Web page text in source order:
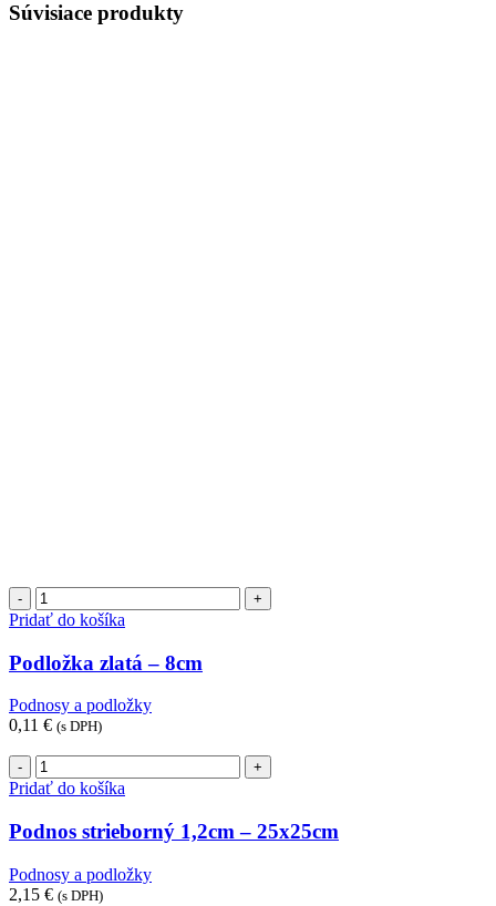
Súvisiace produkty
množstvo
Podložka
-
8cm
Pridať do košíka
Podložka zlatá – 8cm
Podnosy a podložky
0,11 € (s DPH)
množstvo
Podnos
1,2cm
-
Pridať do košíka
Podnos strieborný 1,2cm – 25x25cm
Podnosy a podložky
2,15 € (s DPH)